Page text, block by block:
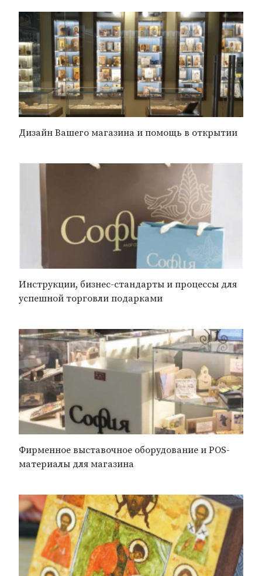
Дизайн Вашего магазина и помощь в открытии
Инструкции, бизнес-стандарты и процессы для
успешной торговли подарками
Фирменное выставочное оборудование и POS-
материалы для магазина